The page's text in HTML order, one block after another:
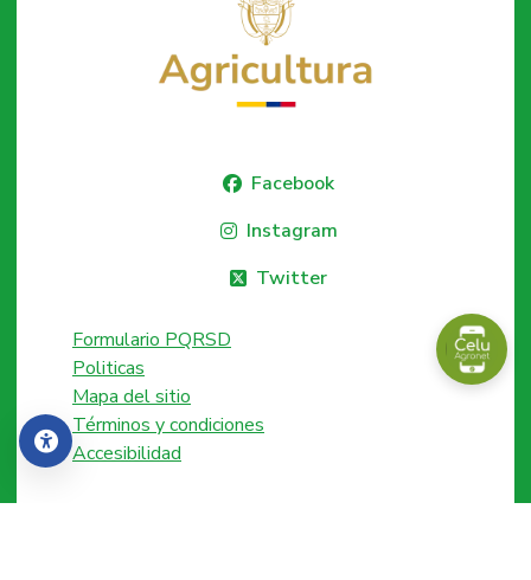
Accesibilidad
Facebook
Instagram
Twitter
Formulario PQRSD
Politicas
Mapa del sitio
Términos y condiciones
Accesibilidad